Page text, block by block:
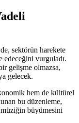
sektörün harekete
edeceğini vurguladı.
gelişme olmazsa,
gelecek.
hem de kültürel
bu düzenleme,
müziğin büyümesini